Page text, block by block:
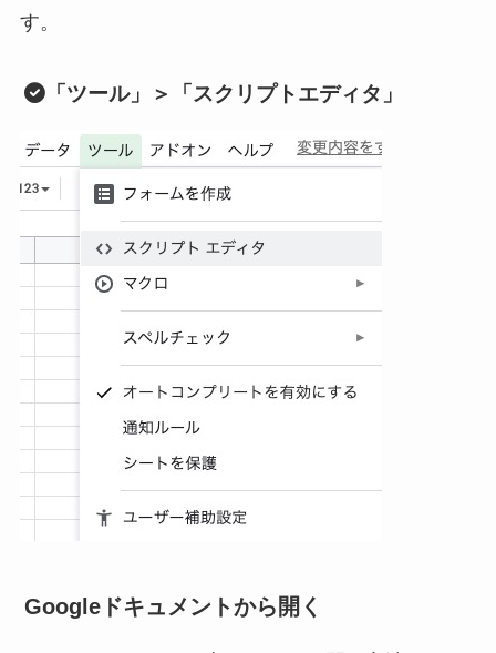
す。
「ツール」＞「スクリプトエディタ」
Googleドキュメントから開く